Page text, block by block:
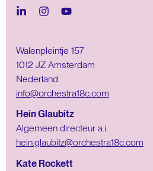
Walenpleintje 157
1012 JZ Amsterdam
Nederland
info@orchestra18c.com
Hein Glaubitz
Algemeen directeur a.i.
hein.glaubitz@orchestra18c.com
Kate Rockett